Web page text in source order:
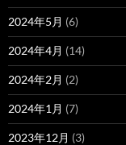
2024年5月 (6)
2024年4月 (14)
2024年2月 (2)
2024年1月 (7)
2023年12月 (3)